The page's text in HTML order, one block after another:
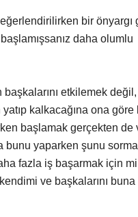
bir önyargı
daha olumlu
etkilemek
kalkacağına ona göre
başlamak gerçekten de
bunu yaparken şunu
fazla iş başarmak için mi
ve başkalarını buna